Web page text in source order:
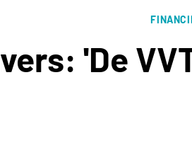
'De